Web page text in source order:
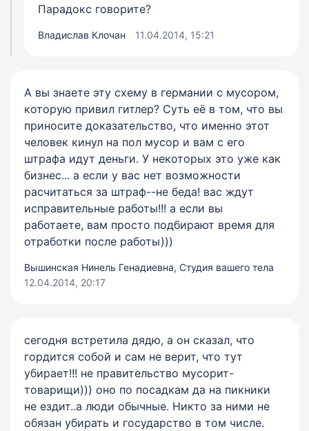
Парадокс говорите?
Владислав Клочан 11.04.2014, 15:21
А вы знаете эту схему в германии с мусором,
которую привил гитлер? Суть её в том, что вы
приносите доказательство, что именно этот
человек кинул на пол мусор и вам с его
штрафа идут деньги. У некоторых это уже как
бизнес... а если у вас нет возможности
расчитаться за штраф--не беда! вас ждут
исправительные работы!!! а если вы
работаете, вам просто подбирают время для
отработки после работы)))
Вышинская Нинель Генадиевна, Студия вашего тела
12.04.2014, 20:17
сегодня встретила дядю, а он сказал, что
гордится собой и сам не верит, что тут
убирает!!! не правительство мусорит-
товарищи))) оно по посадкам да на пикники
не ездит..а люди обычные. Никто за ними не
обязан убирать и государство в том числе.